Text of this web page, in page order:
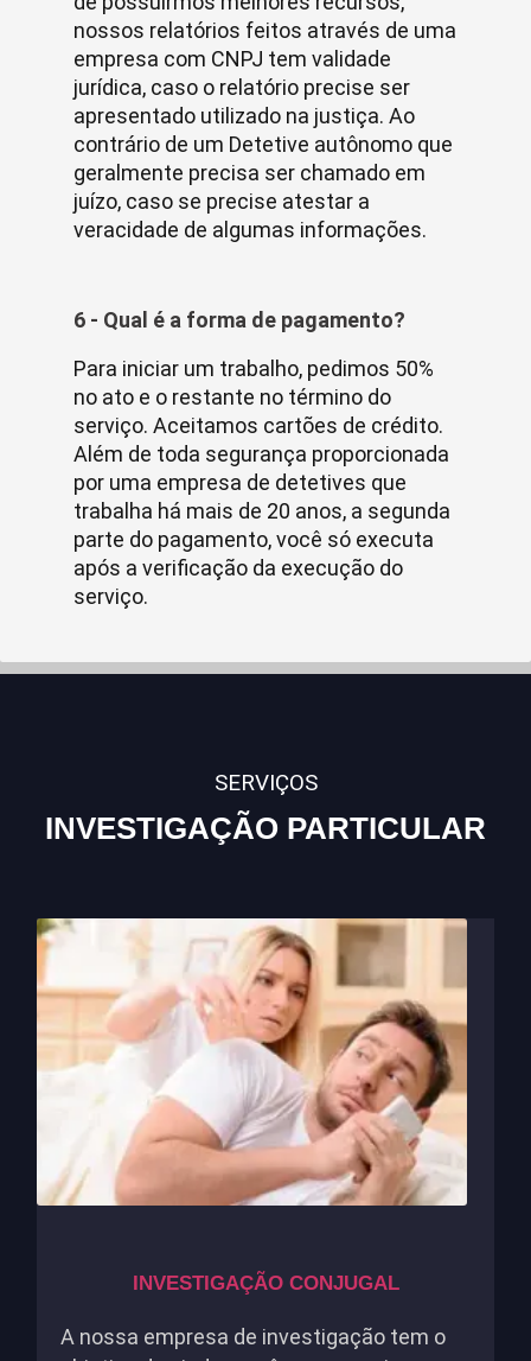
nossos relatórios feitos através de uma
empresa com CNPJ tem validade
jurídica, caso o relatório precise ser
apresentado utilizado na justiça. Ao
contrário de um Detetive autônomo que
geralmente precisa ser chamado em
juízo, caso se precise atestar a
veracidade de algumas informações.
6 - Qual é a forma de pagamento?
Para iniciar um trabalho, pedimos 50%
no ato e o restante no término do
serviço. Aceitamos cartões de crédito.
Além de toda segurança proporcionada
por uma empresa de detetives que
trabalha há mais de 20 anos, a segunda
parte do pagamento, você só executa
após a verificação da execução do
serviço.
SERVIÇOS
INVESTIGAÇÃO PARTICULAR
INVESTIGAÇÃO CONJUGAL
A nossa empresa de investigação tem o